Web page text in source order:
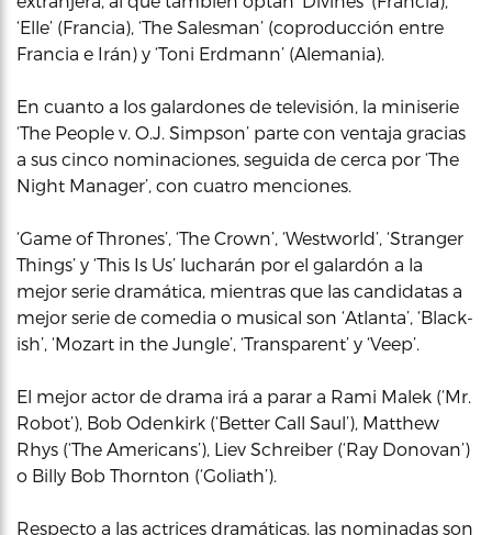
‘Elle’ (Francia), ‘The Salesman’ (coproducción entre
Francia e Irán) y ‘Toni Erdmann’ (Alemania).
En cuanto a los galardones de televisión, la miniserie
‘The People v. O.J. Simpson’ parte con ventaja gracias
a sus cinco nominaciones, seguida de cerca por ‘The
Night Manager’, con cuatro menciones.
‘Game of Thrones’, ‘The Crown’, ‘Westworld’, ‘Stranger
Things’ y ‘This Is Us’ lucharán por el galardón a la
mejor serie dramática, mientras que las candidatas a
mejor serie de comedia o musical son ‘Atlanta’, ‘Black-
ish’, ‘Mozart in the Jungle’, ‘Transparent’ y ‘Veep’.
El mejor actor de drama irá a parar a Rami Malek (‘Mr.
Robot’), Bob Odenkirk (‘Better Call Saul’), Matthew
Rhys (‘The Americans’), Liev Schreiber (‘Ray Donovan’)
o Billy Bob Thornton (‘Goliath’).
Respecto a las actrices dramáticas, las nominadas son